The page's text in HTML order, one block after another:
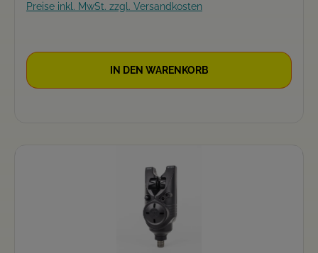
Preise inkl. MwSt. zzgl. Versandkosten
IN DEN WARENKORB